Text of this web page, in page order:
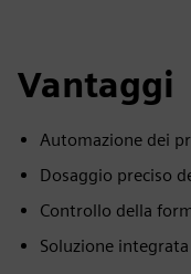
Vantaggi
Automazione dei
Dosaggio preciso
Controllo della
Soluzione